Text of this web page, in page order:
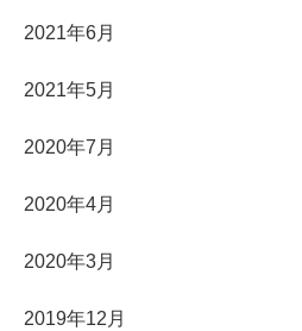
2021年6月
2021年5月
2020年7月
2020年4月
2020年3月
2019年12月